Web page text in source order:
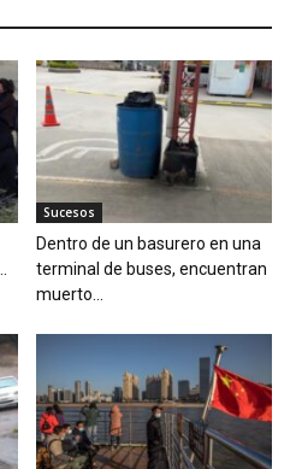
Sucesos
Dentro de un basurero en una
terminal de buses, encuentran
muerto...